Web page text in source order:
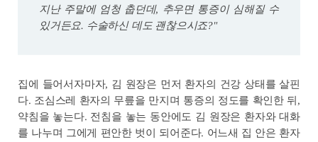
지난 주말에 엄청 춥던데, 추우면 통증이 심해질 수
있거든요. 수술하신 데도 괜찮으시죠?"
집에 들어서자마자, 김 원장은 먼저 환자의 건강 상태를 살핀
다. 조심스레 환자의 무릎을 만지며 통증의 정도를 확인한 뒤,
약침을 놓는다. 전침을 놓는 동안에도 김 원장은 환자와 대화
를 나누며 그에게 편안한 벗이 되어준다. 어느새 집 안은 환자